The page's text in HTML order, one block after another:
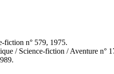
fiction n° 579, 1975.
/ Science-fiction / Aventure n°